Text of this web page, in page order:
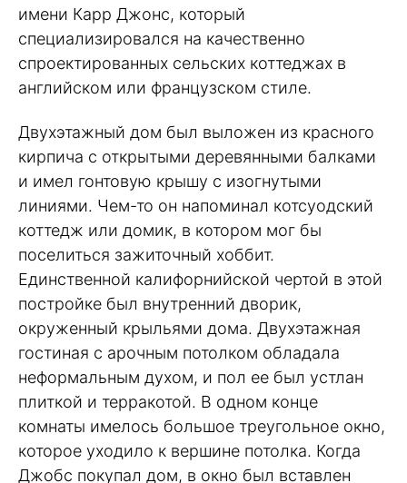
имени Карр Джонс, который
специализировался на качественно
спроектированных сельских коттеджах в
английском или французском стиле.
Двухэтажный дом был выложен из красного
кирпича с открытыми деревянными балками
и имел гонтовую крышу с изогнутыми
линиями. Чем-то он напоминал котсуодский
коттедж или домик, в котором мог бы
поселиться зажиточный хоббит.
Единственной калифорнийской чертой в этой
постройке был внутренний дворик,
окруженный крыльями дома. Двухэтажная
гостиная с арочным потолком обладала
неформальным духом, и пол ее был устлан
плиткой и терракотой. В одном конце
комнаты имелось большое треугольное окно,
которое уходило к вершине потолка. Когда
Джобс покупал дом, в окно был вставлен